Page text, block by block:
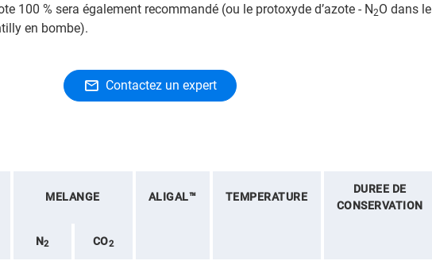
100 % sera également recommandé (ou le protoxyde d’azote - N2O dans le
en bombe).
Contactez un expert
MELANGE ALIGAL™ TEMPERATURE
DUREE DE
CONSERVATION
N2 CO2